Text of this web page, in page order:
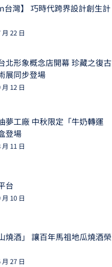
台灣】 巧時代跨界設計創生計
22 日
北形象概念店開幕 珍藏之復古
展同步登場
12 日
夢工廠 中秋限定「牛奶轉運
登場
11 日
台
10 日
燒酒」 讓百年馬祖地瓜燒酒榮
27 日